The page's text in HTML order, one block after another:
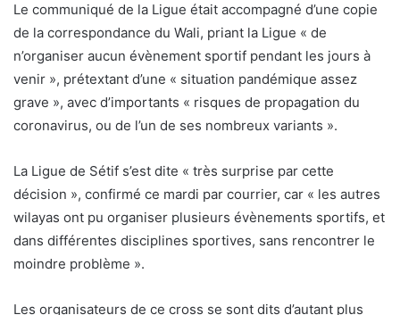
Le communiqué de la Ligue était accompagné d’une copie
de la correspondance du Wali, priant la Ligue « de
n’organiser aucun évènement sportif pendant les jours à
venir », prétextant d’une « situation pandémique assez
grave », avec d’importants « risques de propagation du
coronavirus, ou de l’un de ses nombreux variants ».
La Ligue de Sétif s’est dite « très surprise par cette
décision », confirmé ce mardi par courrier, car « les autres
wilayas ont pu organiser plusieurs évènements sportifs, et
dans différentes disciplines sportives, sans rencontrer le
moindre problème ».
Les organisateurs de ce cross se sont dits d’autant plus